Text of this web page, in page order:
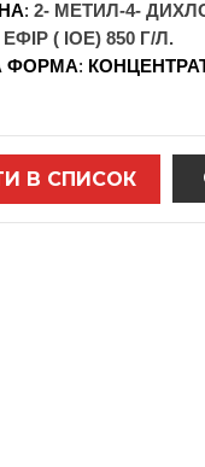
: 2- МЕТИЛ-4-
( IOE) 850 Г/Л.
ФОРМА:
В СПИСОК